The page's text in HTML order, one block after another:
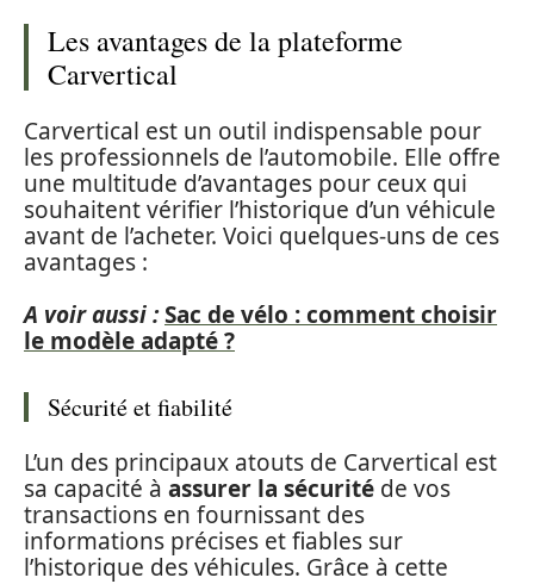
Les avantages de la plateforme
Carvertical
Carvertical est un outil indispensable pour
les professionnels de l’automobile. Elle offre
une multitude d’avantages pour ceux qui
souhaitent vérifier l’historique d’un véhicule
avant de l’acheter. Voici quelques-uns de ces
avantages :
A voir aussi :Sac de vélo : comment choisir
le modèle adapté ?
Sécurité et fiabilité
L’un des principaux atouts de Carvertical est
sa capacité à assurer la sécurité de vos
transactions en fournissant des
informations précises et fiables sur
l’historique des véhicules. Grâce à cette